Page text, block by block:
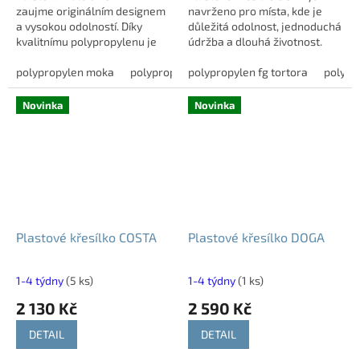
zaujme originálním designem
a vysokou odolností. Díky
kvalitnímu polypropylenu je
a oceníte ji na terase, balkoně,
zahradě...
polypropylen moka polypropylen giallo polykarbonát
navrženo pro místa, kde je
důležitá odolnost, jednoduchá
údržba a dlouhá životnost.
vyztuženého skelnými vlákny
zvládne...
polypropylen fg tortora
Novinka
Plastové křesílko COSTA
1-4 týdny(5 ks)
2 130 Kč
DETAIL
Novinka
Plastové křesílko DOGA
1-4 týdny(1 ks)
2 590 Kč
DETAIL